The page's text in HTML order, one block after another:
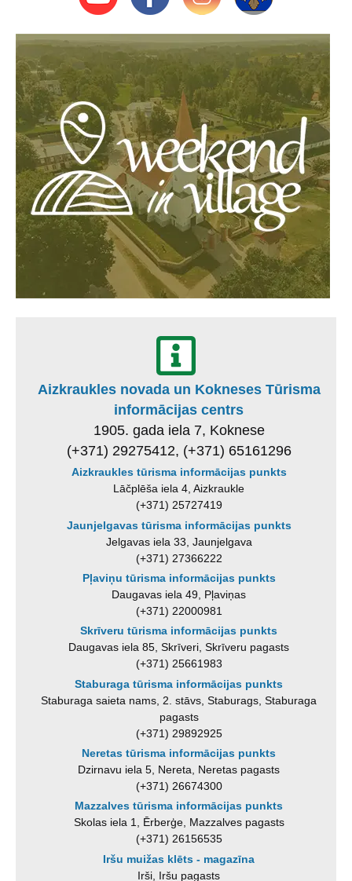
Aizkraukles novada un Kokneses Tūrisma
informācijas centrs
1905. gada iela 7, Koknese
(+371) 29275412, (+371) 65161296
Aizkraukles tūrisma informācijas punkts
Lāčplēša iela 4, Aizkraukle
(+371) 25727419
Jaunjelgavas tūrisma informācijas punkts
Jelgavas iela 33, Jaunjelgava
(+371) 27366222
Pļaviņu tūrisma informācijas punkts
Daugavas iela 49, Pļaviņas
(+371) 22000981
Skrīveru tūrisma informācijas punkts
Daugavas iela 85, Skrīveri, Skrīveru pagasts
(+371) 25661983
Staburaga tūrisma informācijas punkts
Staburaga saieta nams, 2. stāvs, Staburags, Staburaga
pagasts
(+371) 29892925
Neretas tūrisma informācijas punkts
Dzirnavu iela 5, Nereta, Neretas pagasts
(+371) 26674300
Mazzalves tūrisma informācijas punkts
Skolas iela 1, Ērberģe, Mazzalves pagasts
(+371) 26156535
Iršu muižas klēts - magazīna
Irši, Iršu pagasts